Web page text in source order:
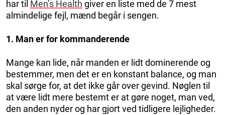
har til Men’s Health giver en liste med de 7 mest
almindelige fejl, mænd begår i sengen.
1. Man er for kommanderende
Mange kan lide, når manden er lidt dominerende og
bestemmer, men det er en konstant balance, og man
skal sørge for, at det ikke går over gevind. Nøglen til
at være lidt mere bestemt er at gøre noget, man ved,
den anden nyder og har gjort ved tidligere lejligheder.